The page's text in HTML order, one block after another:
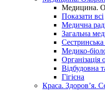
Медицина.
Показати всі
Медична
Загальна
Сестринська
Медико-
Організація
Відбудовна
Гігієна
Краса. Здоров’я.